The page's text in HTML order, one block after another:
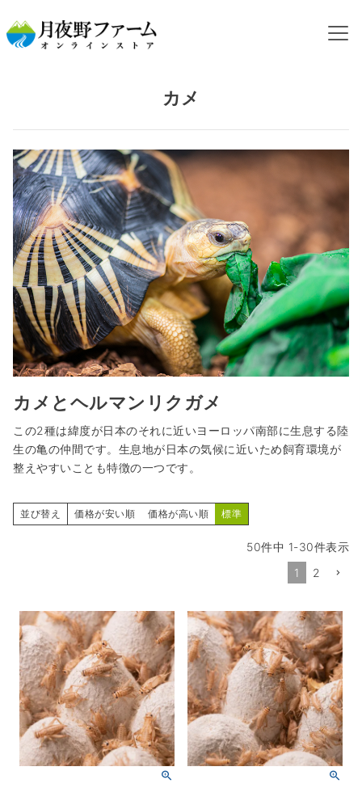
カメ
カメとヘルマンリクガメ
この2種は緯度が日本のそれに近いヨーロッパ南部に生息する陸
生の亀の仲間です。生息地が日本の気候に近いため飼育環境が
整えやすいことも特徴の一つです。
並び替え 価格が安い順 価格が高い順 標準
50件中 1-30件表示
1
2